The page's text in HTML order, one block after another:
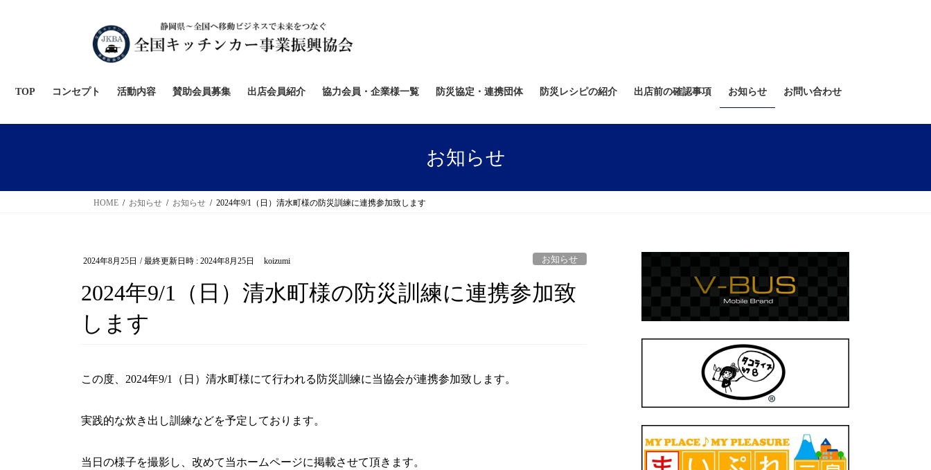
キ
に
TOP コンセプト 活動内容 賛助会員募集 出店会員紹介 協力会員・企業様一覧 防災協定・連携団体 防災レシピの紹介 出店前の確認事項 お知らせ お問い合わせ
お知らせ
HOME お知らせ お知らせ 2024年9/1（日）清水町様の防災訓練に連携参加致します
2024年8月25日 / 最終更新日時 : 2024年8月25日 koizumi お知らせ
2024年9/1（日）清水町様の防災訓練に連携参加致
します
この度、2024年9/1（日）清水町様にて行われる防災訓練に当協会が連携参加致します。
実践的な炊き出し訓練などを予定しております。
当日の様子を撮影し、改めて当ホームページに掲載させて頂きます。